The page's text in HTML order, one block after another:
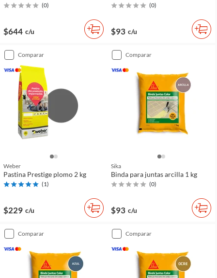
(0)
$644 c/u
(0)
$93 c/u
comparar
Weber
Pastina Prestige plomo 2 kg
(1)
$229 c/u
comparar
Sika
Binda para juntas arcilla 1 kg
(0)
$93 c/u
comparar comparar